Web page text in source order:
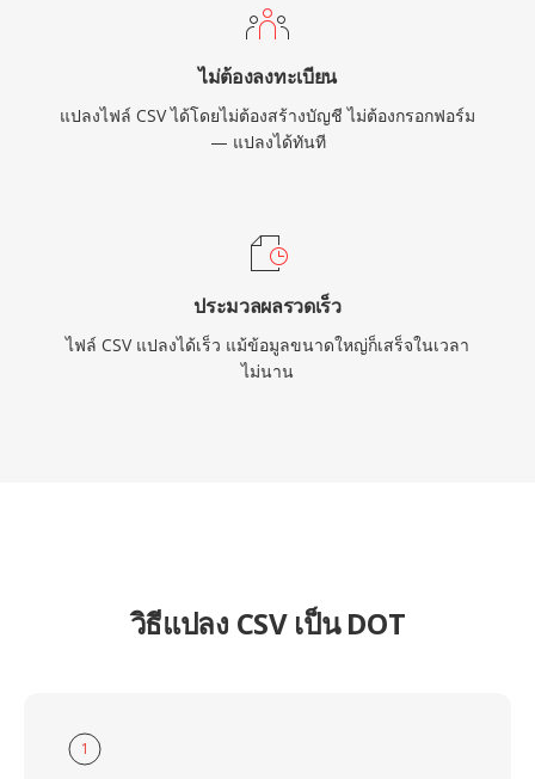
ไม่ต้องลงทะเบียน
แปลงไฟล์ CSV ได้โดยไม่ต้องสร้างบัญชี ไม่ต้องกรอกฟอร์ม
— แปลงได้ทันที
ประมวลผลรวดเร็ว
ไฟล์ CSV แปลงได้เร็ว แม้ข้อมูลขนาดใหญ่ก็เสร็จในเวลา
ไม่นาน
วิธีแปลง CSV เป็น DOT
1